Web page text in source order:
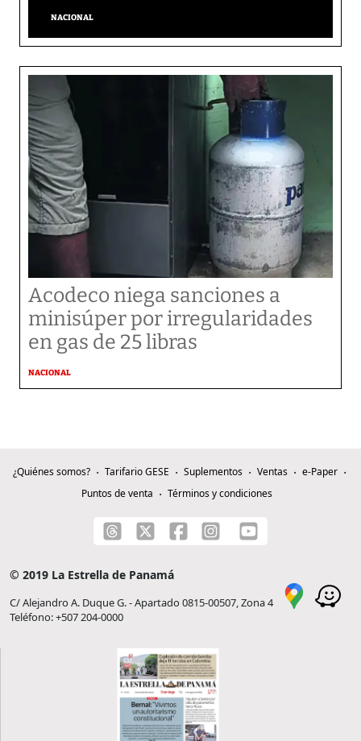
NACIONAL
Acodeco niega sanciones a
minisúper por irregularidades
en gas de 25 libras
NACIONAL
¿Quiénes somos? Tarifario GESE Suplementos Ventas
e-Paper
Puntos de venta
Términos y condiciones
© 2019 La Estrella de Panamá
C/ Alejandro A. Duque G. - Apartado 0815-00507, Zona 4
Teléfono: +507 204-0000